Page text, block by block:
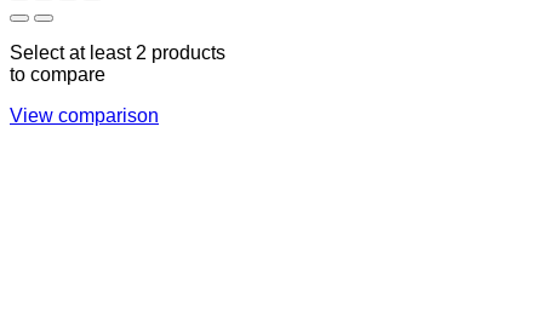
Select at least 2 products
to compare
View comparison